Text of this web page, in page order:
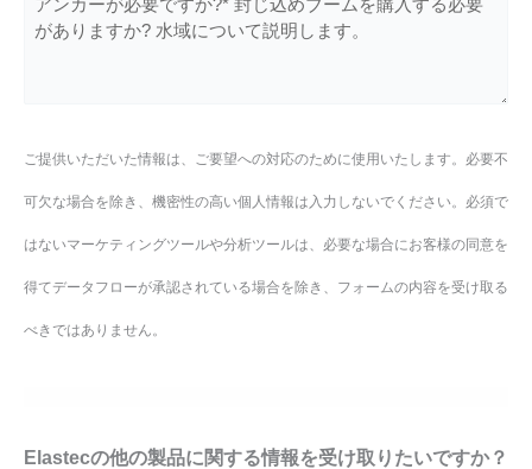
ご提供いただいた情報は、ご要望への対応のために使用いたします。必要不
可欠な場合を除き、機密性の高い個人情報は入力しないでください。必須で
はないマーケティングツールや分析ツールは、必要な場合にお客様の同意を
得てデータフローが承認されている場合を除き、フォームの内容を受け取る
べきではありません。
Elastecの他の製品に関する情報を受け取りたいですか？